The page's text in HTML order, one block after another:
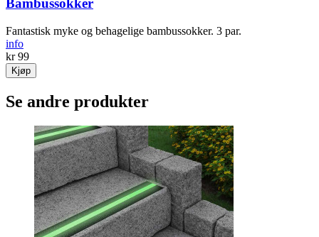
Bambussokker
Fantastisk myke og behagelige bambussokker. 3 par.
info
kr 99
Kjøp
Se andre produkter